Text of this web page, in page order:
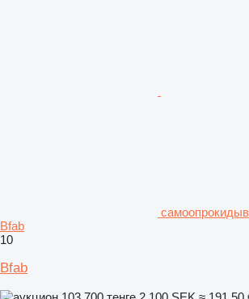
Bfab
10
Bfab